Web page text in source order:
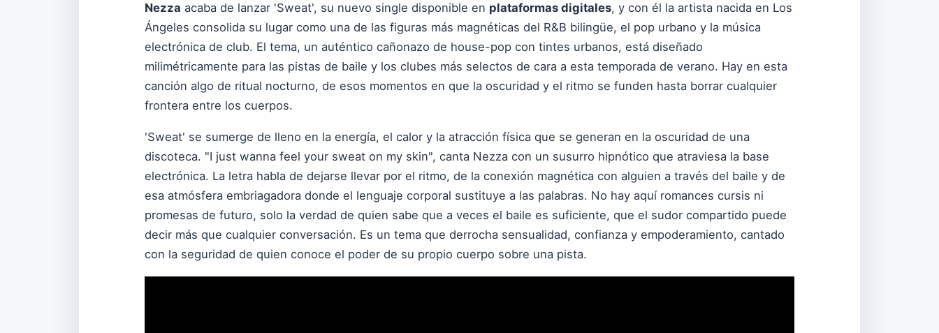
Nezza acaba de lanzar 'Sweat', su nuevo single disponible en plataformas digitales, y con él la artista nacida en Los
Ángeles consolida su lugar como una de las figuras más magnéticas del R&B bilingüe, el pop urbano y la música
electrónica de club. El tema, un auténtico cañonazo de house-pop con tintes urbanos, está diseñado
milimétricamente para las pistas de baile y los clubes más selectos de cara a esta temporada de verano. Hay en esta
canción algo de ritual nocturno, de esos momentos en que la oscuridad y el ritmo se funden hasta borrar cualquier
frontera entre los cuerpos.
'Sweat' se sumerge de lleno en la energía, el calor y la atracción física que se generan en la oscuridad de una
discoteca. "I just wanna feel your sweat on my skin", canta Nezza con un susurro hipnótico que atraviesa la base
electrónica. La letra habla de dejarse llevar por el ritmo, de la conexión magnética con alguien a través del baile y de
esa atmósfera embriagadora donde el lenguaje corporal sustituye a las palabras. No hay aquí romances cursis ni
promesas de futuro, solo la verdad de quien sabe que a veces el baile es suficiente, que el sudor compartido puede
decir más que cualquier conversación. Es un tema que derrocha sensualidad, confianza y empoderamiento, cantado
con la seguridad de quien conoce el poder de su propio cuerpo sobre una pista.